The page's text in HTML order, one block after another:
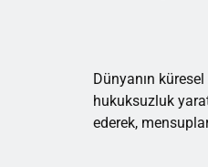
Dünyanın
hukuksuzluk
ederek,